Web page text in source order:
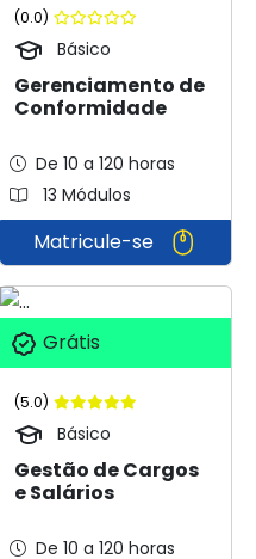
(0.0)
Básico
Gerenciamento de
Conformidade
De 10 a 120 horas
13 Módulos
Matricule-se
Grátis
(5.0)
Básico
Gestão de Cargos
e Salários
De 10 a 120 horas